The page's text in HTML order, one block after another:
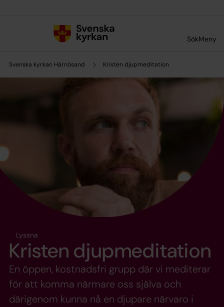
SökMeny
Svenska kyrkan Härnösand Kristen djupmeditation
Lyssna
Kristen djupmeditation
En öppen, kostnadsfri grupp där vi mediterar
för att komma närmare oss själva och
därigenom kunna nå en djupare närvaro i